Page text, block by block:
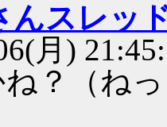
んスレッ
月)
？（ね